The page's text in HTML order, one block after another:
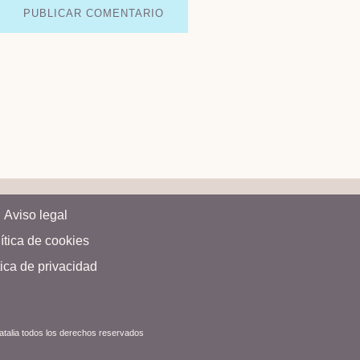
Aviso legal
de cookies
de privacidad
todos los derechos reservados